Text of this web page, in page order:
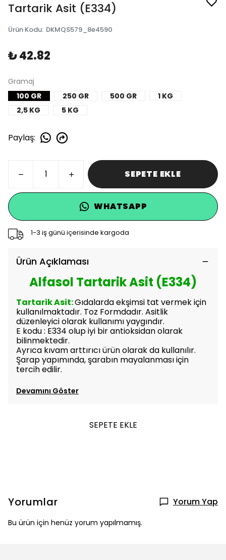
Tartarik Asit (E334)
Ürün Kodu: DKMQS579_8e4590
₺ 42.82
Gramaj
100 GR
250 GR 500 GR
1 KG
2,5 KG
5 KG
Paylaş:
SEPETE EKLE
WHATSAPP
1-3 iş günü içerisinde kargoda
Ürün Açıklaması
Alfasol Tartarik Asit (E334)
Tartarik Asit:Gıdalarda ekşimsi tat vermek için
kullanılmaktadır. Toz Formdadır. Asitlik
düzenleyici olarak kullanımı yaygındır.
E kodu : E334 olup iyi bir antioksidan olarak
bilinmektedir.
Ayrıca kıvam arttırıcı ürün olarak da kullanılır.
Şarap yapımında, şarabın mayalanması için
tercih edilir.
Devamını Göster
SEPETE EKLE
Yorumlar Yorum Yap
Bu ürün için henüz yorum yapılmamış.